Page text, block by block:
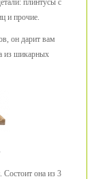
плинтусы с
и прочие.
он дарит вам
из шикарных
Состоит она из 3